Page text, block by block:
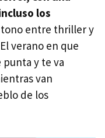
los
tono entre thriller y
verano en que
y te va
van
de los